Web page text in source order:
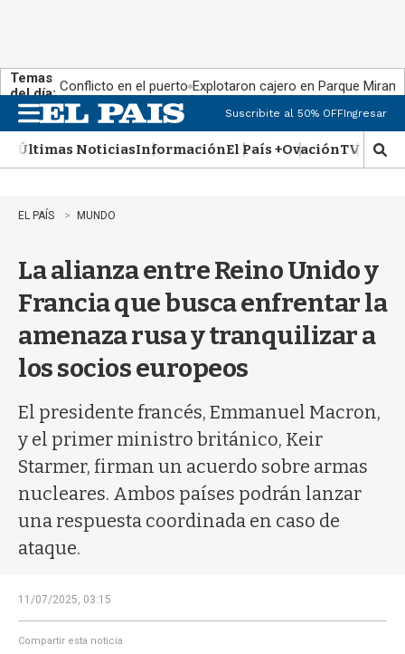
Temas
del día: Conflicto en el puerto Explotaron cajero en Parque
n
u
Suscribite al 50% OFFIngresar
Últimas NoticiasInformaciónEl País +OvaciónTV Show
M
o
�
EL PAÍS MUNDO
La alianza entre Reino Unido y
Francia que busca enfrentar la
amenaza rusa y tranquilizar a
los socios europeos
El presidente francés, Emmanuel Macron,
y el primer ministro británico, Keir
Starmer, firman un acuerdo sobre armas
nucleares. Ambos países podrán lanzar
una respuesta coordinada en caso de
ataque.
11/07/2025, 03:15
Compartir esta noticia